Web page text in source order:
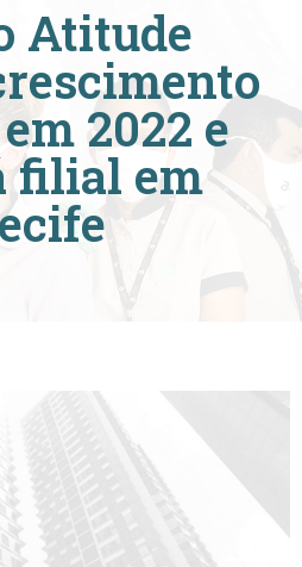
Atitude
2022 e
filial em